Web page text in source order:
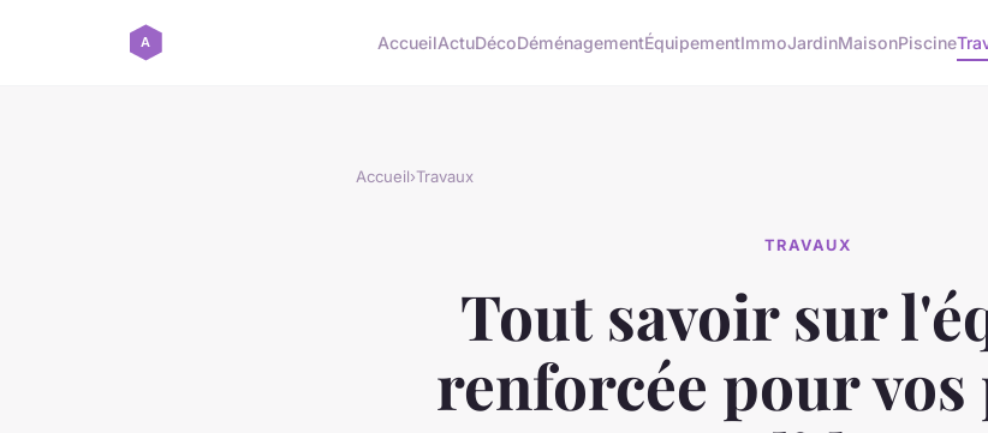
AccueilActuDécoDéménagementÉquipementImmoJardinMaisonPiscine
Accueil›Travaux
TRAVAUX
Tout savoir sur
renforcée pour